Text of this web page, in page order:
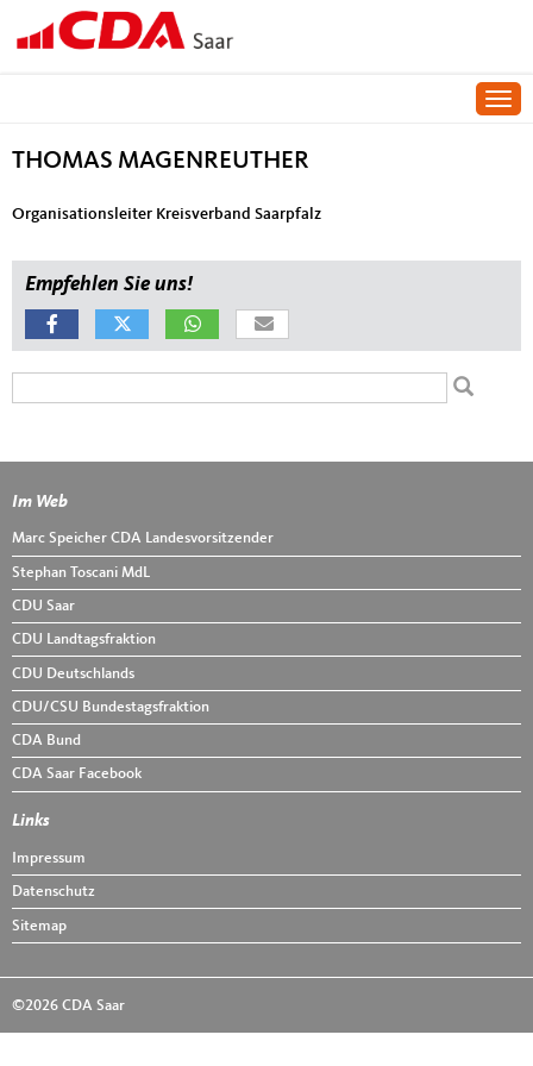
THOMAS MAGENREUTHER
Organisationsleiter Kreisverband Saarpfalz
Empfehlen Sie uns!
Fußbereich
Im Web
Marc Speicher CDA Landesvorsitzender
Stephan Toscani MdL
CDU Saar
CDU Landtagsfraktion
CDU Deutschlands
CDU/CSU Bundestagsfraktion
CDA Bund
CDA Saar Facebook
Links
Impressum
Datenschutz
Sitemap
©2026 CDA Saar